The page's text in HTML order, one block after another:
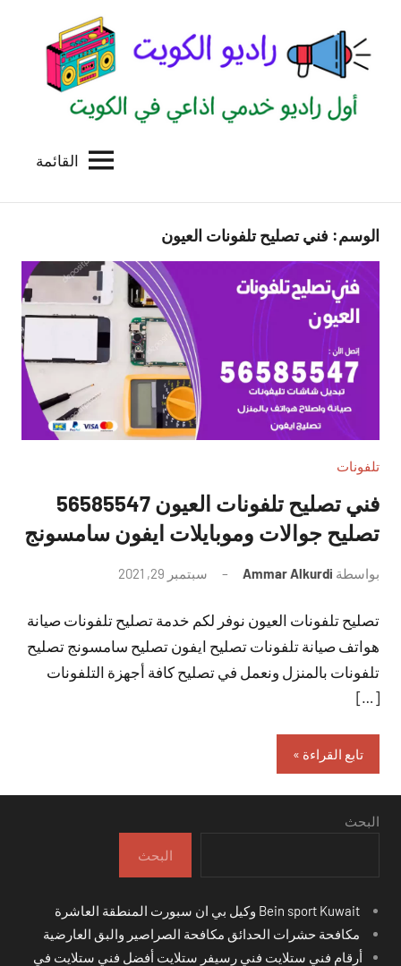
المحتوى
الكويت
للاعلانات
بالكويت
القائمة
الوسم: فني تصليح تلفونات العيون
تلفونات
فني تصليح تلفونات العيون 56585547
تصليح جوالات وموبايلات ايفون سامسونج
بواسطة Ammar Alkurdi سبتمبر 29, 2021
تعليقات
تصليح تلفونات العيون نوفر لكم خدمة تصليح تلفونات صيانة
هواتف صيانة تلفونات تصليح ايفون تصليح سامسونج تصليح
تلفونات بالمنزل ونعمل في تصليح كافة أجهزة التلفونات
[…]
تابع القراءة
البحث
البحث
مكافحة حشرات الحدائق مكافحة الصراصير والبق العارضية
أرقام فني ستلايت فني رسيفر ستلايت أفضل فني ستلايت في